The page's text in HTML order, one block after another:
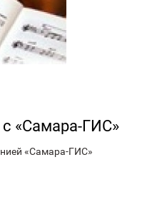
«Самара-ГИС»
«Самара-ГИС»